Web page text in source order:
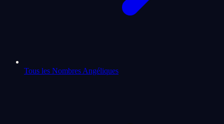
Tous les Nombres Angéliques